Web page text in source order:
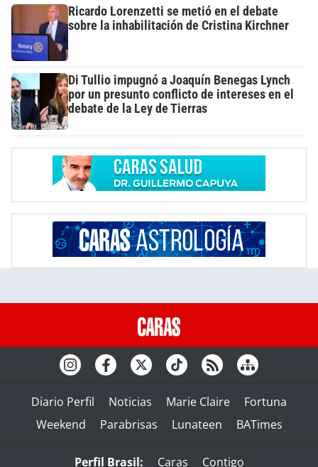
Ricardo Lorenzetti se metió en el debate
sobre la inhabilitación de Cristina Kirchner
Di Tullio impugnó a Joaquín Benegas Lynch
por un presunto conflicto de intereses en el
debate de la Ley de Tierras
Diario Perfil Noticias Marie Claire
Fortuna
Weekend
Parabrisas Lunateen BATimes
Perfil Brasil: Caras Contigo